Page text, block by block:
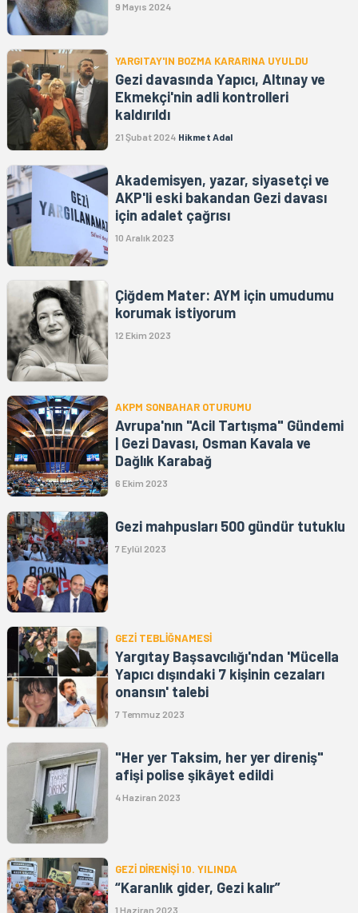
9 Mayıs 2024
YARGITAY'IN BOZMA KARARINA UYULDU
Gezi davasında Yapıcı, Altınay ve
Ekmekçi'nin adli kontrolleri
kaldırıldı
21 Şubat 2024 Hikmet Adal
Akademisyen, yazar, siyasetçi ve
AKP'li eski bakandan Gezi davası
için adalet çağrısı
10 Aralık 2023
Çiğdem Mater: AYM için umudumu
korumak istiyorum
12 Ekim 2023
AKPM SONBAHAR OTURUMU
Avrupa'nın "Acil Tartışma" Gündemi
| Gezi Davası, Osman Kavala ve
Dağlık Karabağ
6 Ekim 2023
Gezi mahpusları 500 gündür tutuklu
7 Eylül 2023
GEZİ TEBLİĞNAMESİ
Yargıtay Başsavcılığı'ndan 'Mücella
Yapıcı dışındaki 7 kişinin cezaları
onansın' talebi
7 Temmuz 2023
"Her yer Taksim, her yer direniş"
afişi polise şikâyet edildi
4 Haziran 2023
GEZİ DİRENİŞİ 10. YILINDA
“Karanlık gider, Gezi kalır”
1 Haziran 2023